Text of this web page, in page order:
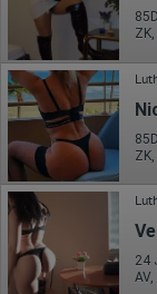
Erhobene
Herkunft (Land
Sprache
Betriebssystem
Gerät (PC,
Browser und
Auflösung des
verweisende
Welche
Welche Videos
Wurden
Wohin ging der
Portals oder
Wie lange